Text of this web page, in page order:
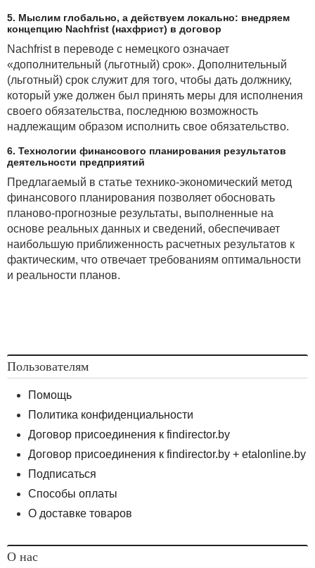
5. Мыслим глобально, а действуем локально: внедряем
концепцию Nachfrist (нахфрист) в договор
Nachfrist в переводе с немецкого означает
«дополнительный (льготный) срок». Дополнительный
(льготный) срок служит для того, чтобы дать должнику,
который уже должен был принять меры для исполнения
своего обязательства, последнюю возможность
надлежащим образом исполнить свое обязательство.
6. Технологии финансового планирования результатов
деятельности предприятий
Предлагаемый в статье технико-экономический метод
финансового планирования позволяет обосновать
планово-прогнозные результаты, выполненные на
основе реальных данных и сведений, обеспечивает
наибольшую приближенность расчетных результатов к
фактическим, что отвечает требованиям оптимальности
и реальности планов.
Пользователям
Помощь
Политика конфиденциальности
Договор присоединения к findirector.by
Договор присоединения к findirector.by + etalonline.by
Подписаться
Способы оплаты
О доставке товаров
О нас